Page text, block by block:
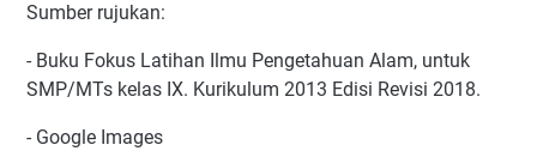
Sumber rujukan:
- Buku Fokus Latihan Ilmu Pengetahuan Alam, untuk
SMP/MTs kelas IX. Kurikulum 2013 Edisi Revisi 2018.
- Google Images